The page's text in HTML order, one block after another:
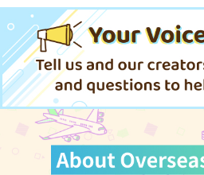
円 （税込）
カイン×オーエン
サンプル
作品詳細
カイン×オーエン
サンプル
作品詳細